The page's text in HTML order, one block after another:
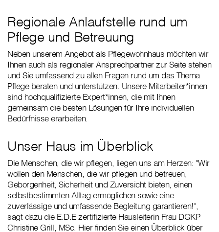
Regionale Anlaufstelle rund um
Pflege und Betreuung
Neben unserem Angebot als Pflegewohnhaus möchten wir
Ihnen auch als regionaler Ansprechpartner zur Seite stehen
und Sie umfassend zu allen Fragen rund um das Thema
Pflege beraten und unterstützen. Unsere Mitarbeiter*innen
sind hochqualifizierte Expert*innen, die mit Ihnen
gemeinsam die besten Lösungen für Ihre individuellen
Bedürfnisse erarbeiten.
Unser Haus im Überblick
Die Menschen, die wir pflegen, liegen uns am Herzen: "Wir
wollen den Menschen, die wir pflegen und betreuen,
Geborgenheit, Sicherheit und Zuversicht bieten, einen
selbstbestimmten Alltag ermöglichen sowie eine
zuverlässige und umfassende Begleitung garantieren!",
sagt dazu die E.D.E zertifizierte Hausleiterin Frau DGKP
Christine Grill, MSc. Hier finden Sie einen Überblick über